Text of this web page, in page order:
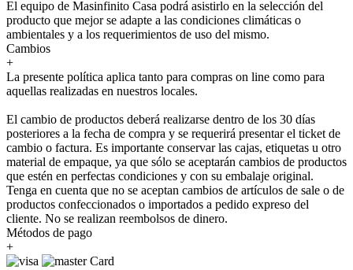
El equipo de Masinfinito Casa podrá asistirlo en la selección del
producto que mejor se adapte a las condiciones climáticas o
ambientales y a los requerimientos de uso del mismo.
Cambios
+
La presente política aplica tanto para compras on line como para
aquellas realizadas en nuestros locales.
El cambio de productos deberá realizarse dentro de los 30 días
posteriores a la fecha de compra y se requerirá presentar el ticket de
cambio o factura. Es importante conservar las cajas, etiquetas u otro
material de empaque, ya que sólo se aceptarán cambios de productos
que estén en perfectas condiciones y con su embalaje original.
Tenga en cuenta que no se aceptan cambios de artículos de sale o de
productos confeccionados o importados a pedido expreso del
cliente. No se realizan reembolsos de dinero.
Métodos de pago
+